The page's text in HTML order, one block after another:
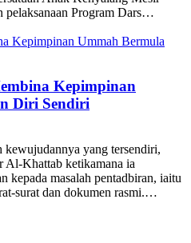
Program Dars…
Kepimpinan
Diri Sendiri
yang tersendiri,
Al-Khattab ketikamana ia
kepada masalah pentadbiran, iaitu
surat dan dokumen rasmi.…